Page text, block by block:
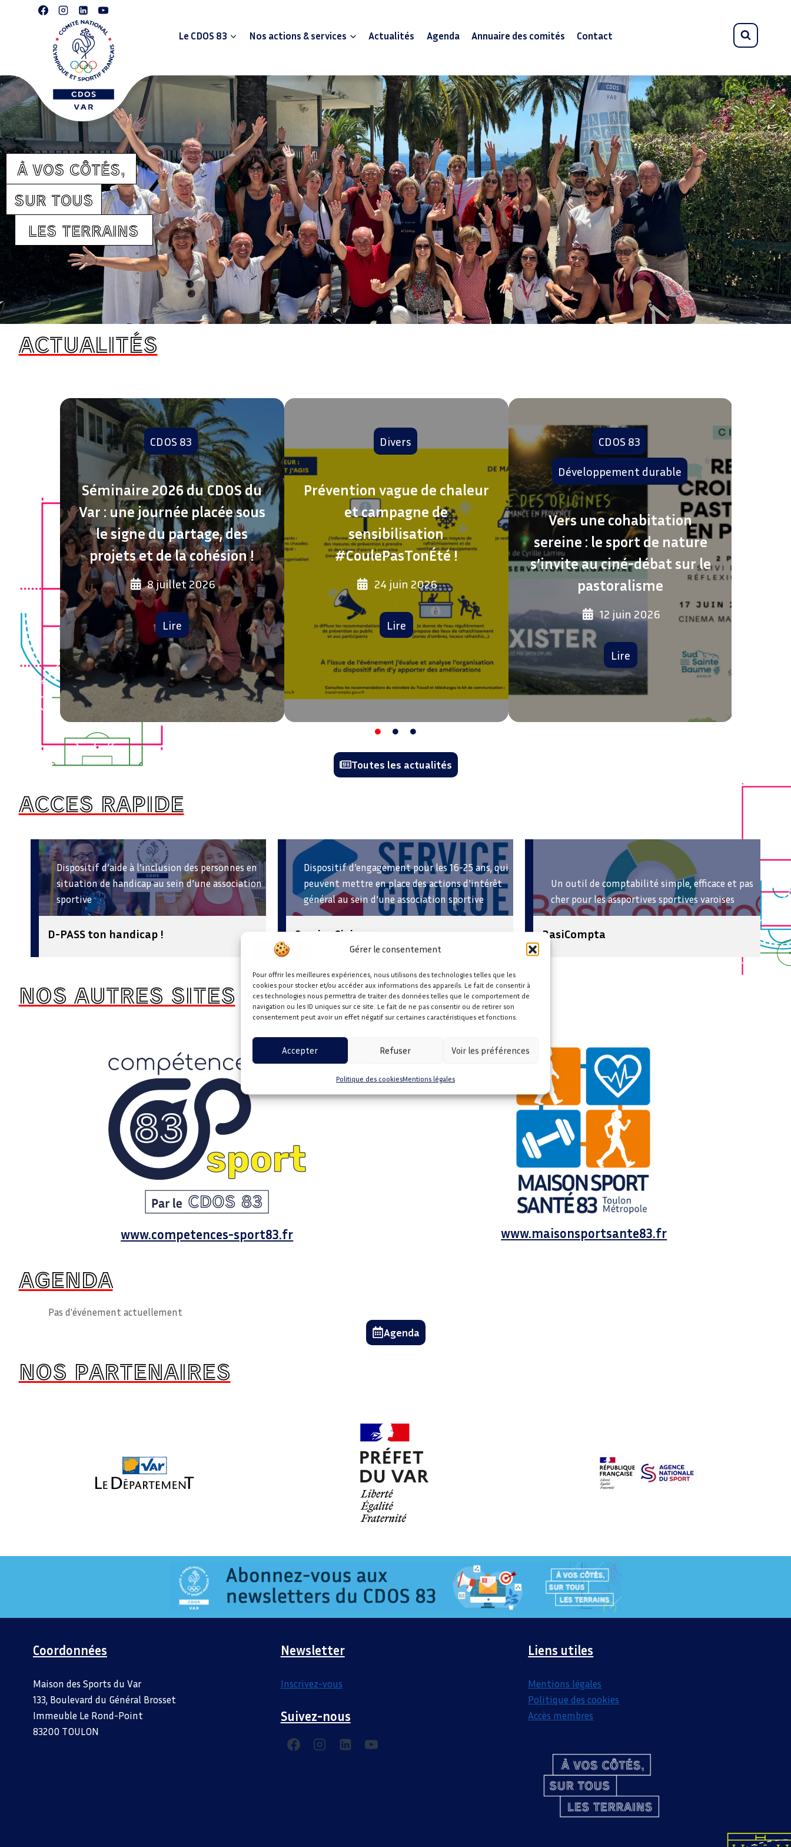
Gérer le consentement
Pour offrir les meilleures expériences, nous utilisons des technologies telles que les
cookies pour stocker et/ou accéder aux informations des appareils. Le fait de consentir à
ces technologies nous permettra de traiter des données telles que le comportement de
navigation ou les ID uniques sur ce site. Le fait de ne pas consentir ou de retirer son
consentement peut avoir un effet négatif sur certaines caractéristiques et fonctions.
Accepter Refuser Voir les préférences
Politique des cookiesMentions légales
Le CDOS 83 Nos actions & services Actualités Agenda Annuaire des comités Contact
À VOS CÔTÉS,
SUR TOUS
LES TERRAINS
ACTUALITÉS
CDOS 83
Séminaire 2026 du CDOS du
Var : une journée placée sous
le signe du partage, des
projets et de la cohésion !
8 juillet 2026
Lire
Divers
Prévention vague de chaleur
et campagne de
sensibilisation
#CoulePasTonÉté !
24 juin 2026
Lire
CDOS 83
Développement durable
Vers une cohabitation
sereine : le sport de nature
s’invite au ciné-débat sur le
pastoralisme​
12 juin 2026
Lire
Toutes les actualités
ACCES RAPIDE
D-PASS ton handicap !
Dispositif d’aide à l’inclusion des personnes en
situation de handicap au sein d’une association
sportive
Service Civique
Dispositif d’engagement pour les 16-25 ans, qui
peuvent mettre en place des actions d’intérêt
général au sein d’une association sportive
BasiCompta
Un outil de comptabilité simple, efficace et pas
cher pour les assportives sportives varoises
NOS AUTRES SITES
www.competences-sport83.fr www.maisonsportsante83.fr
AGENDA
Pas d'événement actuellement
Agenda
NOS PARTENAIRES
Coordonnées
Maison des Sports du Var
133, Boulevard du Général Brosset
Immeuble Le Rond-Point
83200 TOULON
Newsletter
Inscrivez-vous
Suivez-nous
Liens utiles
Mentions légales
Politique des cookies
Accès membres